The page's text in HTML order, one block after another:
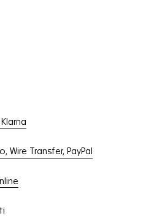
Transfer, PayPal